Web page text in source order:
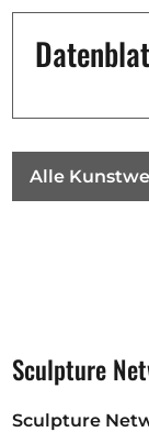
Über uns
Spenden
Kontakt
Alle
Sculpture
Sculpture